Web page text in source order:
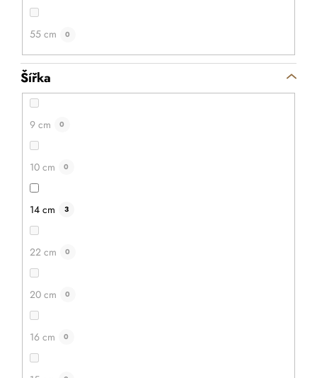
55 cm 0
Šířka
9 cm 0
10 cm 0
14 cm 3
22 cm 0
20 cm 0
16 cm 0